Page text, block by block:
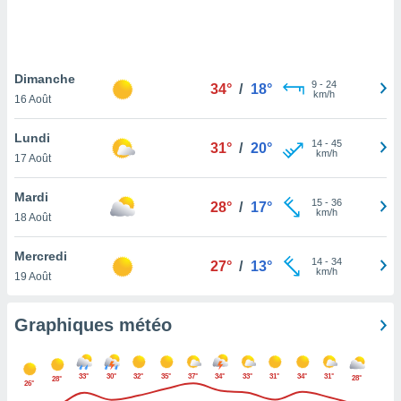
pas
de
à
cas,
que
sur le
ne
Dimanche
16 Août
34° / 18° 9- 24
km/h
Lundi
17 Août
31° / 20° 14- 45
km/h
Mardi
18 Août
28° / 17° 15- 36
km/h
Mercredi
19 Août
27° / 13° 14- 34
km/h
Graphiques météo
26°
28° 33° 30° 32° 35° 37° 34° 33° 31° 34° 31° 28°